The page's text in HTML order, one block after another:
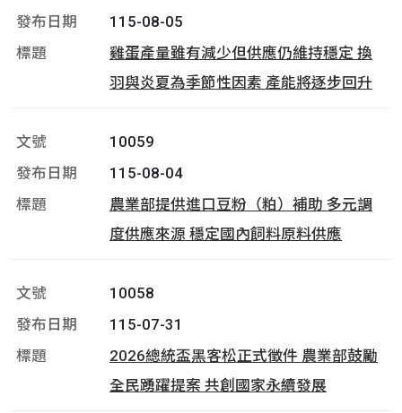
115-08-05
雞蛋產量雖有減少但供應仍維持穩定 換
羽與炎夏為季節性因素 產能將逐步回升
10059
115-08-04
農業部提供進口豆粉（粕）補助 多元調
度供應來源 穩定國內飼料原料供應
10058
115-07-31
2026總統盃黑客松正式徵件 農業部鼓勵
全民踴躍提案 共創國家永續發展